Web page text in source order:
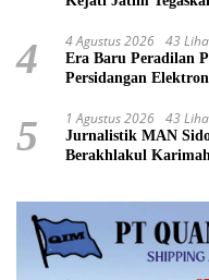
4 4 Agustus 2026 43
Era Baru Peradilan
Persidangan
5 1 Agustus 2026 43
Jurnalistik MAN
Berakhlakul